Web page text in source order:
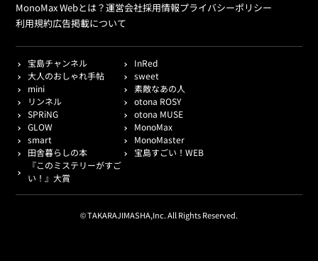
MonoMax Webとは？運営会社採用情報プライバシーポリシー
利用規約広告掲載について
宝島チャンネル
InRed
大人のおしゃれ手帖
sweet
mini
素敵なあの人
リンネル
otona ROSY
SPRiNG
otona MUSE
GLOW
MonoMax
smart
MonoMaster
田舎暮らしの本
宝島すごい！WEB
『このミステリーがすご
い！』大賞
© TAKARAJIMASHA,Inc. All Rights Reserved.